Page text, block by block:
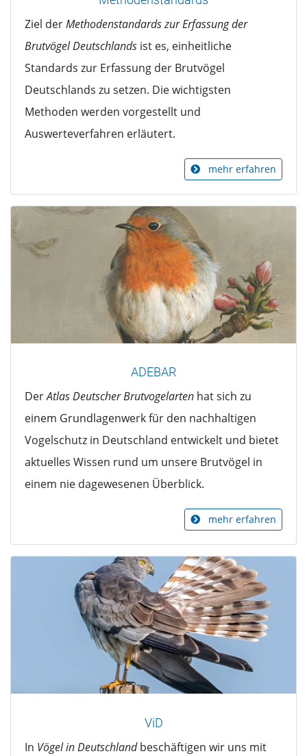
Ziel derMethodenstandards zur Erfassung der
Brutvögel Deutschlands ist es, einheitliche
Standards zur Erfassung der Brutvögel
Deutschlands zu setzen. Die wichtigsten
Methoden werden vorgestellt und
Auswerteverfahren erläutert.
mehr erfahren
ADEBAR
DerAtlas Deutscher Brutvogelarten hat sich zu
einem Grundlagenwerk für den nachhaltigen
Vogelschutz in Deutschland entwickelt und bietet
aktuelles Wissen rund um unsere Brutvögel in
einem nie dagewesenen Überblick.
mehr erfahren
ViD
In Vögel in Deutschlandbeschäftigen wir uns mit